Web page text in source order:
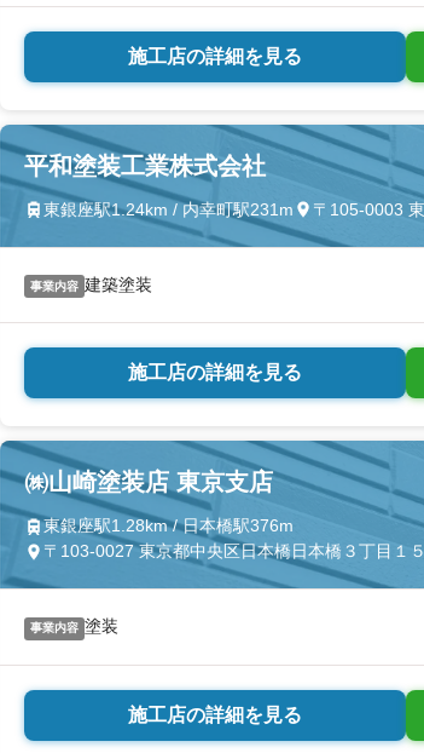
施工店の詳細を見る
平和塗装工業株式会社
東銀座駅1.24km / 内幸町駅231m 〒105-0003
事業内容 建築塗装
施工店の詳細を見る
㈱山崎塗装店 東京支店
東銀座駅1.28km / 日本橋駅376m
〒103-0027 東京都中央区日本橋日本橋３丁目１
事業内容 塗装
施工店の詳細を見る